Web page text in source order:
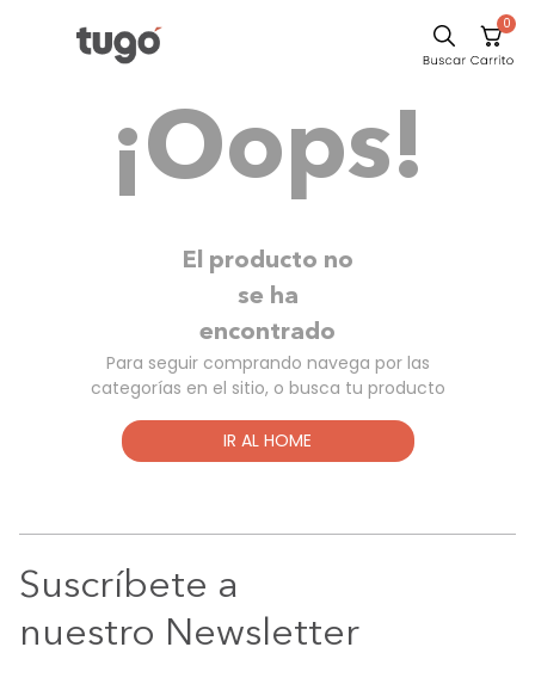
0
¡Oops!
El producto no
se ha
encontrado
Para seguir comprando navega por las
categorías en el sitio, o busca tu producto
IR AL HOME
Suscríbete a
nuestro Newsletter
Escritorio
Cama
Mesa Centro
Mesa Noche